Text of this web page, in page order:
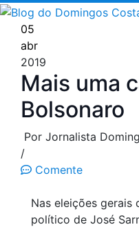
Pular
para
conteúdo
05
abr
2019
Mais uma
Bolsonaro
Por Jornalista
/
Comente
Nas eleições gerais
político de José